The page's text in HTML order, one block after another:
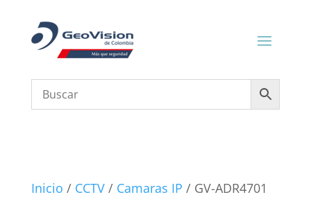
Inicio / CCTV/ Camaras IP / GV-ADR4701